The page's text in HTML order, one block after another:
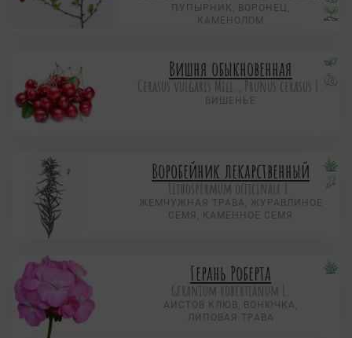
ПУПЫРНИК, ВОРОНЕЦ,
КАМЕНОЛОМ
Вишня обыкновенная
Cerasus vulgaris Mill., Prunus cerasus L.
ВИШЕНЬЕ
Воробейник лекарственный
Lithospermum officinale L.
ЖЕМЧУЖНАЯ ТРАВА, ЖУРАВЛИНОЕ
СЕМЯ, КАМЕННОЕ СЕМЯ
Герань Роберта
Geranium robertianum L.
АИСТОВ КЛЮВ, ВОНЮЧКА,
ЛИПОВАЯ ТРАВА